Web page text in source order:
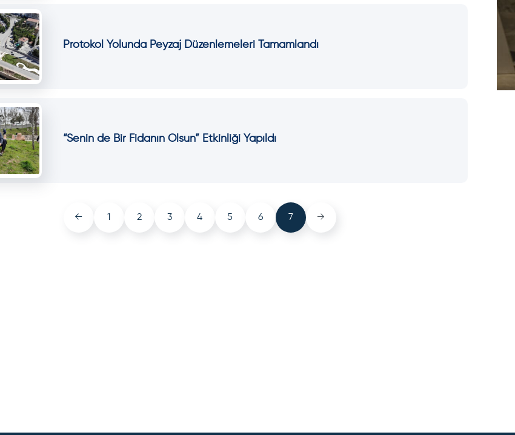
Protokol Yolunda Peyzaj Düzenlemeleri Tamamlandı
“Senin de Bir Fidanın Olsun” Etkinliği Yapıldı
← 1 2 3 4 5 6 7 →